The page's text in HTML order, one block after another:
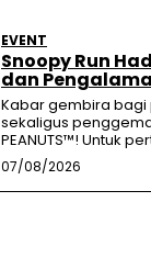
EVENT
Snoopy Run
dan
Kabar gembira
sekaligus
PEANUTS™! Untuk
07/08/2026